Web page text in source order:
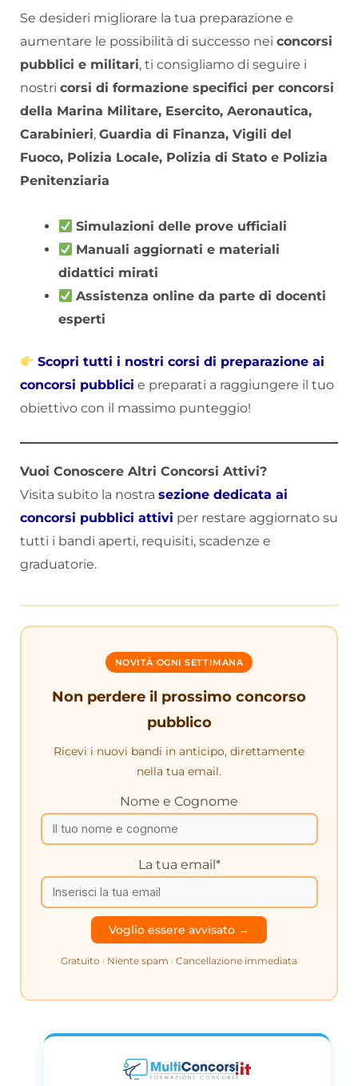
Se desideri migliorare la tua preparazione e
aumentare le possibilità di successo nei concorsi
pubblici e militari, ti consigliamo di seguire i
nostri corsi di formazione specifici per concorsi
della Marina Militare, Esercito, Aeronautica,
Carabinieri, Guardia di Finanza, Vigili del
Fuoco, Polizia Locale, Polizia di Stato e Polizia
Penitenziaria
Simulazioni delle prove ufficiali
Manuali aggiornati e materiali
didattici mirati
Assistenza online da parte di docenti
esperti
Scopri tutti i nostri corsi di preparazione ai
concorsi pubblici e preparati a raggiungere il tuo
obiettivo con il massimo punteggio!
Vuoi Conoscere Altri Concorsi Attivi?
Visita subito la nostra sezione dedicata ai
concorsi pubblici attivi per restare aggiornato su
tutti i bandi aperti, requisiti, scadenze e
graduatorie.
NOVITÀ OGNI SETTIMANA
Non perdere il prossimo concorso
pubblico
Ricevi i nuovi bandi in anticipo, direttamente
nella tua email.
Nome e Cognome
La tua email*
Gratuito · Niente spam · Cancellazione immediata